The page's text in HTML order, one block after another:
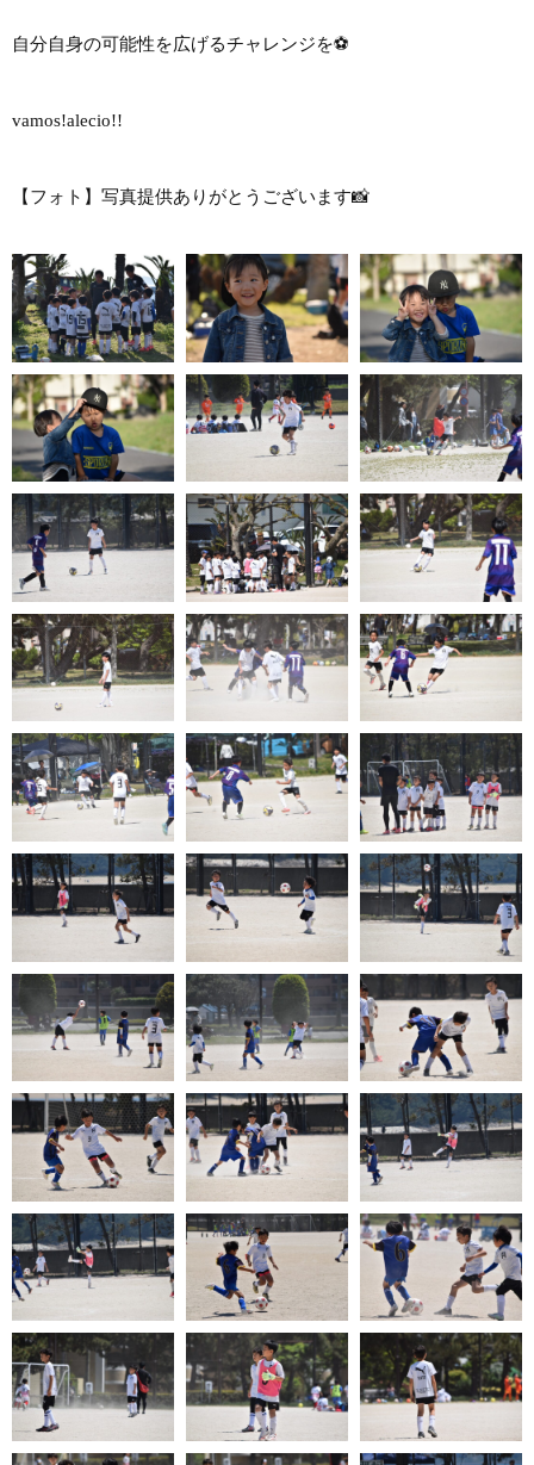
自分自身の可能性を広げるチャレンジを⚽️
vamos!alecio!!
【フォト】写真提供ありがとうございます📸